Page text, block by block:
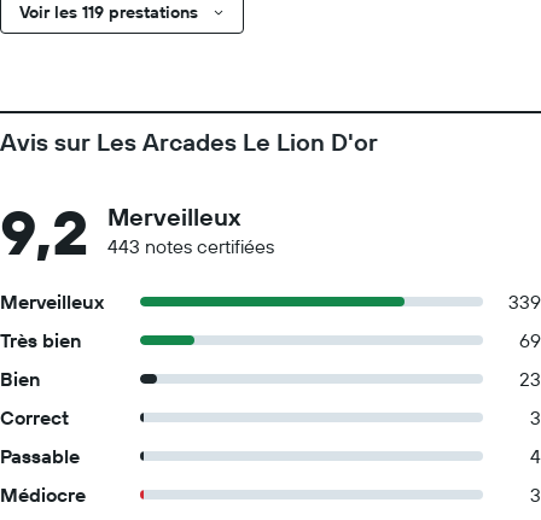
Voir les 119 prestations
Avis sur Les Arcades Le Lion D'or
9,2 Merveilleux
443 notes certifiées
Merveilleux
339
Très bien
69
Bien
23
Correct
3
Passable
4
Médiocre
3